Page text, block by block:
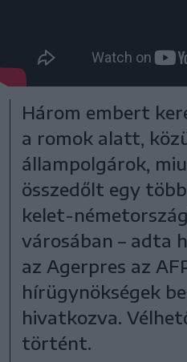
Három embert
a romok alatt,
állampolgárok,
összedőlt egy
kelet-
városában – adta
az Agerpres az
hírügynökségek
hivatkozva.
történt.